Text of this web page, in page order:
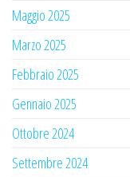
Maggio 2025
Marzo 2025
Febbraio 2025
Gennaio 2025
Ottobre 2024
Settembre 2024